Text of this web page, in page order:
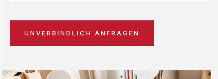
UNVERBINDLICH ANFRAGEN